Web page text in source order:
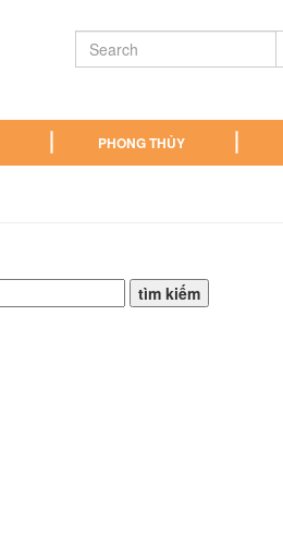
PHONG THỦY